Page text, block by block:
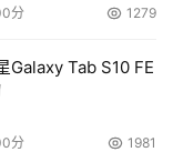
发。
相应的知识和技
用开发所需要的知
分 1279
Galaxy Tab S10 FE
分 1981